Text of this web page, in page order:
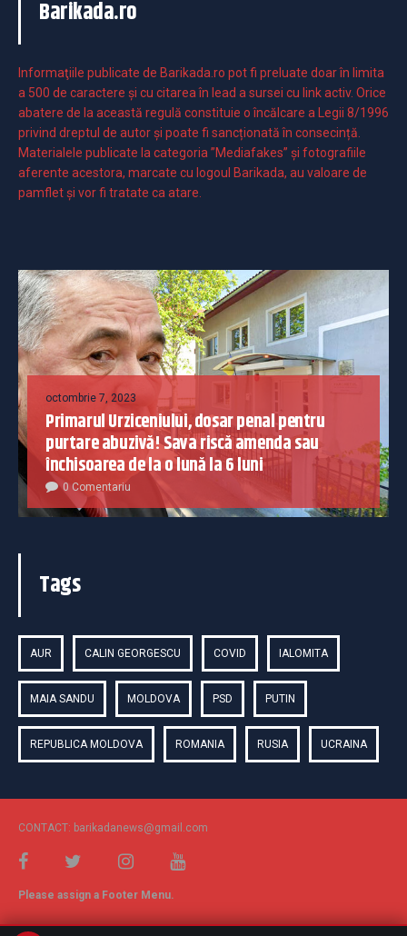
Barikada.ro
Informaţiile publicate de Barikada.ro pot fi preluate doar în limita
a 500 de caractere şi cu citarea în lead a sursei cu link activ. Orice
abatere de la această regulă constituie o încălcare a Legii 8/1996
privind dreptul de autor și poate fi sancționată în consecință.
Materialele publicate la categoria ”Mediafakes” și fotografiile
aferente acestora, marcate cu logoul Barikada, au valoare de
pamflet și vor fi tratate ca atare.
octombrie 7, 2023
Primarul Urziceniului, dosar penal pentru
purtare abuzivă! Sava riscă amenda sau
închisoarea de la o lună la 6 luni
0 Comentariu
Tags
AUR CALIN GEORGESCU COVID IALOMITA
MAIA SANDU MOLDOVA PSD PUTIN
REPUBLICA MOLDOVA ROMANIA RUSIA UCRAINA
CONTACT: barikadanews@gmail.com
Please assign a Footer Menu.